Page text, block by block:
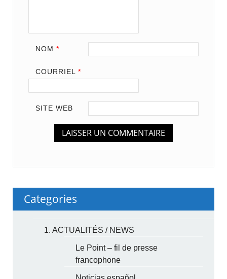
NOM *
COURRIEL *
SITE WEB
Categories
1. ACTUALITÉS / NEWS
Le Point – fil de presse
francophone